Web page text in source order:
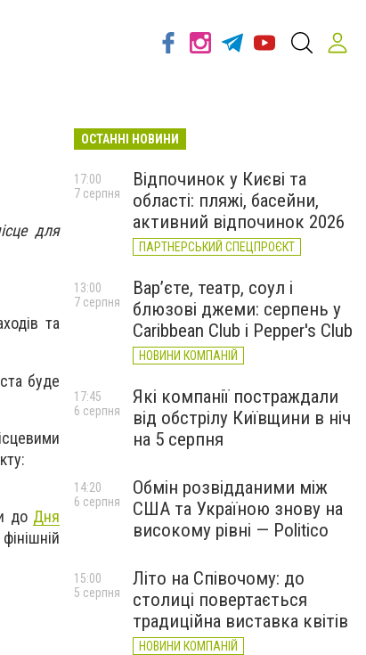
для
та
буде
до Дня
ОСТАННІ НОВИНИ
Відпочинок у Києві та
області: пляжі, басейни,
активний відпочинок 2026
ПАРТНЕРСЬКИЙ СПЕЦПРОЄКТ
17:00
7 серпня
Вар’єте, театр, соул і
блюзові джеми: серпень у
Caribbean Club і Pepper's Club
НОВИНИ КОМПАНІЙ
13:00
7 серпня
Які компанії постраждали
від обстрілу Київщини в ніч
на 5 серпня
17:45
6 серпня
Обмін розвідданими між
США та Україною знову на
високому рівні — Politico
14:20
6 серпня
Літо на Співочому: до
столиці повертається
традиційна виставка квітів
НОВИНИ КОМПАНІЙ
15:00
5 серпня